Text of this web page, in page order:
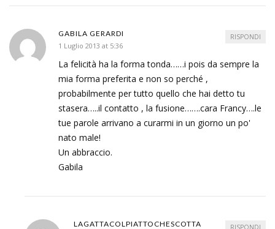
GABILA GERARDI
1 Luglio 2013 at 5:36
La felicità ha la forma tonda……i pois da sempre la
mia forma preferita e non so perché ,
probabilmente per tutto quello che hai detto tu
stasera…..il contatto , la fusione…….cara Francy….le
tue parole arrivano a curarmi in un giorno un po'
nato male!
Un abbraccio.
Gabila
RISPONDI
LAGATTACOLPIATTOCHESCOTTA